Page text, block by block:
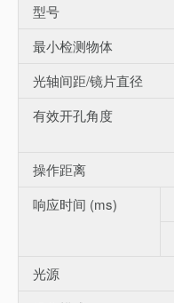
型号
最小检测物体
光轴间距/镜片直径
有效开孔角度
操作距离
响应时间 (ms)
光源